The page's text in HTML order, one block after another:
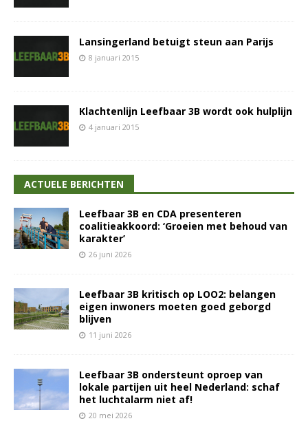
Lansingerland betuigt steun aan Parijs
8 januari 2015
Klachtenlijn Leefbaar 3B wordt ook hulplijn
4 januari 2015
ACTUELE BERICHTEN
Leefbaar 3B en CDA presenteren
coalitieakkoord: ‘Groeien met behoud van
karakter’
26 juni 2026
Leefbaar 3B kritisch op LOO2: belangen
eigen inwoners moeten goed geborgd
blijven
11 juni 2026
Leefbaar 3B ondersteunt oproep van
lokale partijen uit heel Nederland: schaf
het luchtalarm niet af!
20 mei 2026